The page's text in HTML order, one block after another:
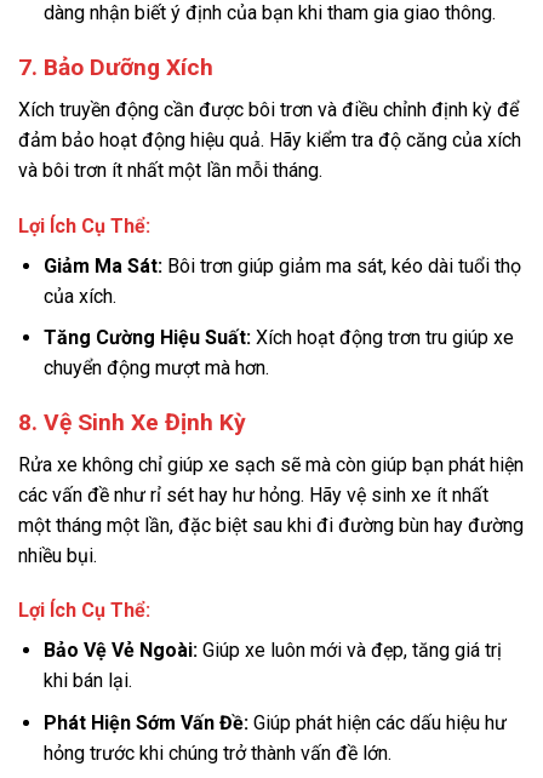
dàng nhận biết ý định của bạn khi tham gia giao thông.
7. Bảo Dưỡng Xích
Xích truyền động cần được bôi trơn và điều chỉnh định kỳ để
đảm bảo hoạt động hiệu quả. Hãy kiểm tra độ căng của xích
và bôi trơn ít nhất một lần mỗi tháng.
Lợi Ích Cụ Thể:
Giảm Ma Sát:Bôi trơn giúp giảm ma sát, kéo dài tuổi thọ
của xích.
Tăng Cường Hiệu Suất:Xích hoạt động trơn tru giúp xe
chuyển động mượt mà hơn.
8. Vệ Sinh Xe Định Kỳ
Rửa xe không chỉ giúp xe sạch sẽ mà còn giúp bạn phát hiện
các vấn đề như rỉ sét hay hư hỏng. Hãy vệ sinh xe ít nhất
một tháng một lần, đặc biệt sau khi đi đường bùn hay đường
nhiều bụi.
Lợi Ích Cụ Thể:
Bảo Vệ Vẻ Ngoài:Giúp xe luôn mới và đẹp, tăng giá trị
khi bán lại.
Phát Hiện Sớm Vấn Đề:Giúp phát hiện các dấu hiệu hư
hỏng trước khi chúng trở thành vấn đề lớn.